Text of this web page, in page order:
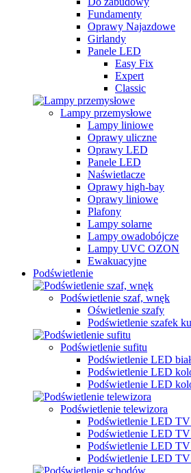
Fundamenty
Oprawy Najazdowe
Girlandy
Panele LED
Easy Fix
Expert
Classic
Lampy przemysłowe
Lampy liniowe
Oprawy uliczne
Oprawy LED
Panele LED
Naświetlacze
Oprawy high-bay
Oprawy liniowe
Plafony
Lampy solarne
Lampy owadobójcze
Lampy UVC OZON
Ewakuacyjne
Podświetlenie
Podświetlenie szaf, wnęk
Oświetlenie szafy
Podświetlenie szafek
Podświetlenie sufitu
Podświetlenie LED
Podświetlenie LED
Podświetlenie LED
Podświetlenie telewizora
Podświetlenie LED TV
Podświetlenie LED
Podświetlenie LED
Podświetlenie LED